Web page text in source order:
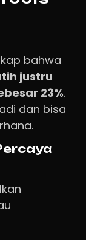
bahwa
justru
23%.
dan bisa